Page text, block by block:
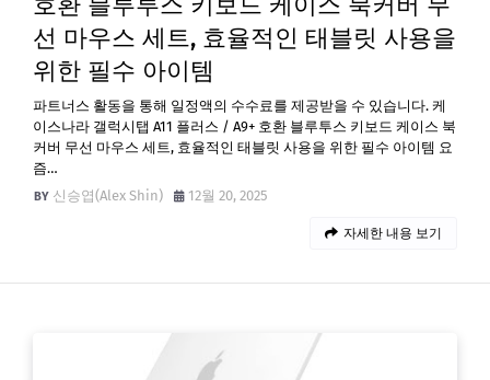
선 마우스 세트, 효율적인 태블릿 사용을
위한 필수 아이템
파트너스 활동을 통해 일정액의 수수료를 제공받을 수 있습니다. 케
이스나라 갤럭시탭 A11 플러스 / A9+ 호환 블루투스 키보드 케이스 북
커버 무선 마우스 세트, 효율적인 태블릿 사용을 위한 필수 아이템 요
즘…
신승엽(Alex Shin)
12월 20, 2025
자세한 내용 보기